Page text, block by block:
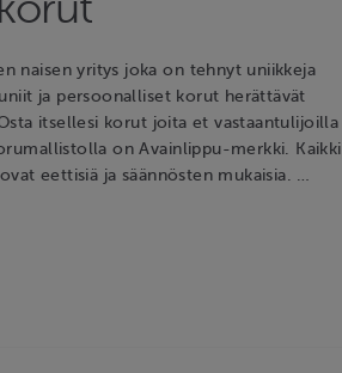
naisen yritys joka on tehnyt uniikkeja
ja persoonalliset korut herättävät
itsellesi korut joita et vastaantulijoilla
on Avainlippu-merkki. Kaikki
eettisiä ja säännösten mukaisia. …